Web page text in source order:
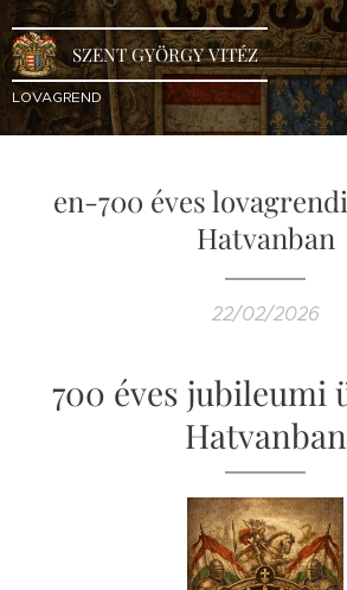
SZENT GYÖRGY VITÉZ
LOVAGREND
en-700 éves
Hatvanban
22/02/2026
700 éves jubileumi
Hatvanban